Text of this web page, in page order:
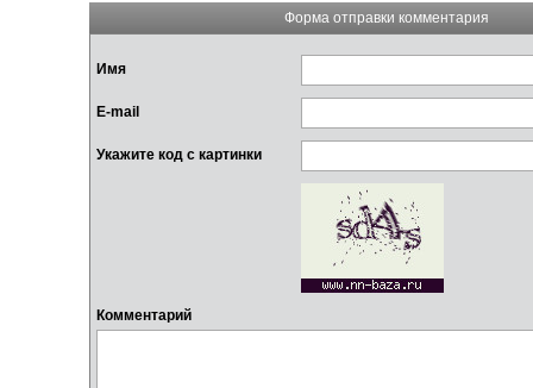
Форма отправки комментария
Имя
E-mail
Укажите код с картинки
Комментарий